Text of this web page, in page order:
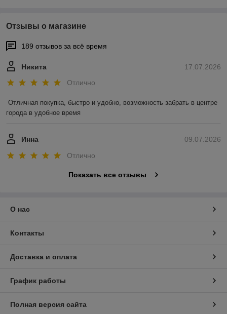
Отзывы о магазине
189 отзывов за всё время
17.07.2026
Никита
Отлично
Отличная покупка, быстро и удобно, возможность забрать в центре
города в удобное время
09.07.2026
Инна
Отлично
Показать все отзывы
О нас
Контакты
Доставка и оплата
График работы
Полная версия сайта